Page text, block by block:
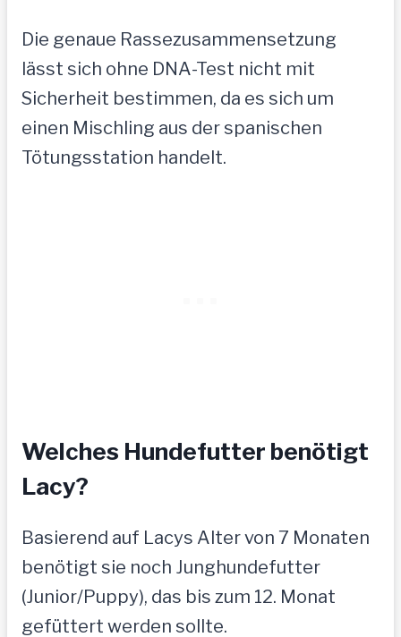
Die genaue Rassezusammensetzung
lässt sich ohne DNA-Test nicht mit
Sicherheit bestimmen, da es sich um
einen Mischling aus der spanischen
Tötungsstation handelt.
Welches Hundefutter benötigt
Lacy?
Basierend auf Lacys Alter von 7 Monaten
benötigt sie noch Junghundefutter
(Junior/Puppy), das bis zum 12. Monat
gefüttert werden sollte.